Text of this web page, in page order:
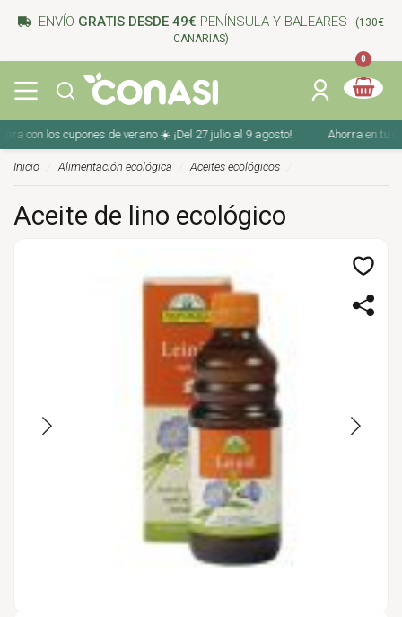
ENVÍO GRATIS DESDE 49€ PENÍNSULA Y BALEARES
(130€
CANARIAS)
0
con los cupones de verano ☀️ ¡Del 27 julio al 9 agosto! Ahorra en tu
Inicio Alimentación ecológica Aceites ecológicos
Aceite de lino ecológico